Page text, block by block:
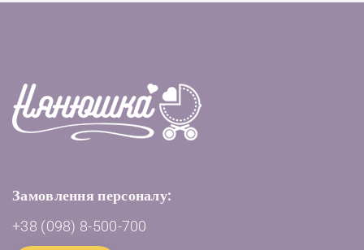
Замовлення персоналу:
+38 (098) 8-500-700